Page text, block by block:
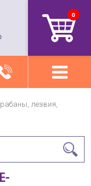
0
лезвия,